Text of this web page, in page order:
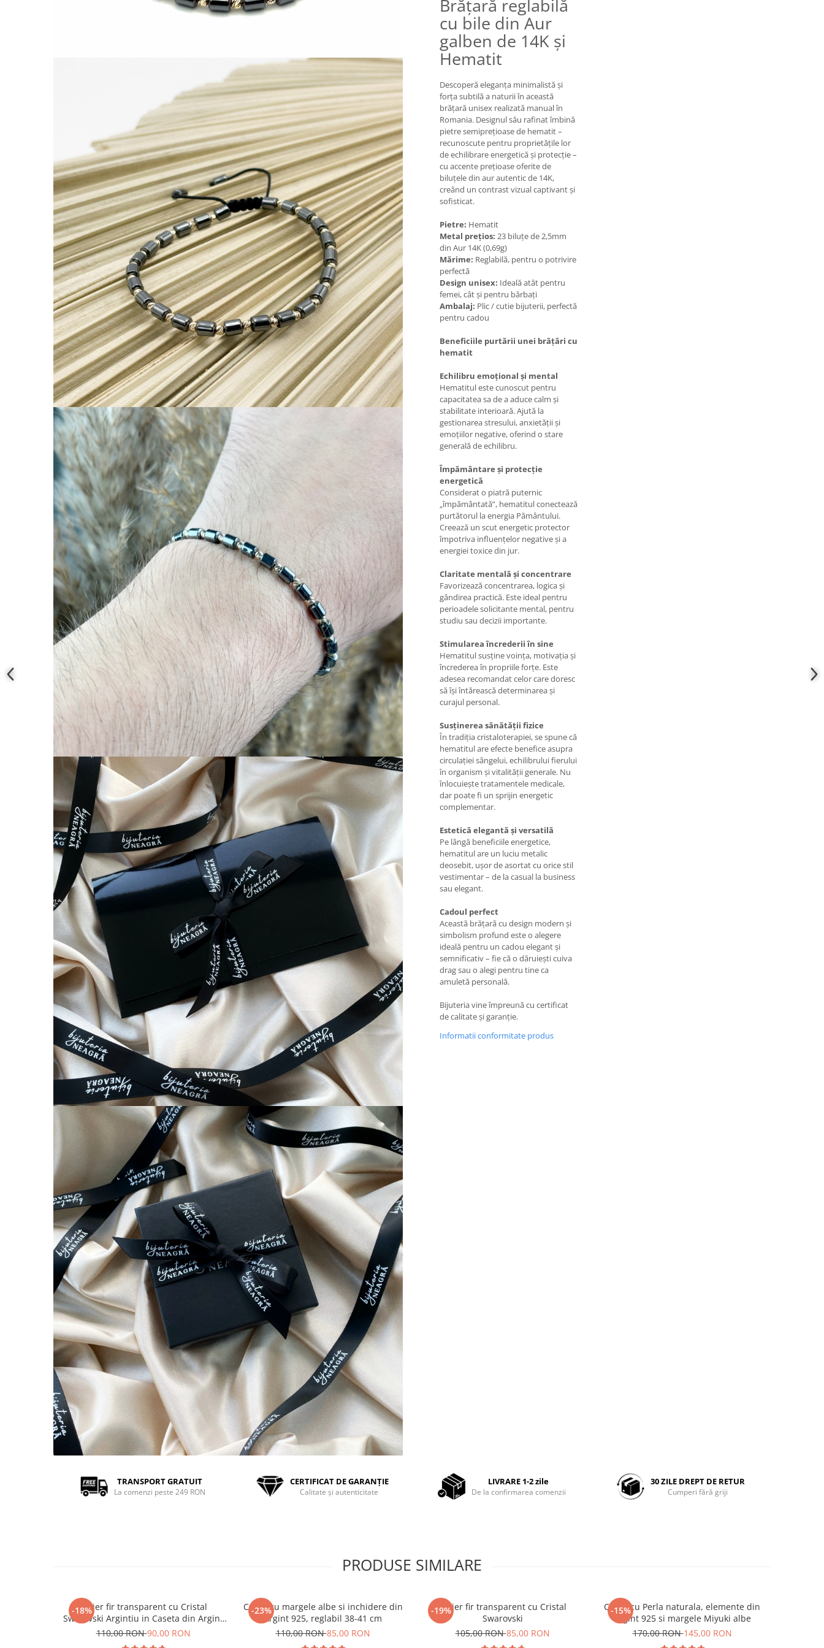
Coliere cu Perle Naturale
Coliere cu Perle Preciosa
COLIERE ȘNUR REGLABIL
Coliere cu Inimioare
Coliere cu Cruce
Coliere cu Stea
Coliere cu Soare
Coliere cu Semilună
Coliere cu Zodii
Coliere cu Flori
Coliere cu Animale
Coliere cu Molecule
Coliere Diverse
BRĂȚĂRI CU ȘNUR REGLABIL
Brățări din Aur cu șnur reglabil
Brățări din Argint cu șnur reglabil
BRĂȚĂRI CU PIETRE SEMIPREȚIOASE
Brățări din Aur cu pietre
semiprețioase
Brățări din Argint cu pietre
semiprețioase
Brățări elastice cu pietre
semiprețioase
BRĂȚĂRI DE PICIOR
Brățări de picior din Aur
Brățări de picior din Argint
Coliere cu mărgele colorate și
Coliere cu pietre semiprețioase
Brățară reglabilă
cu bile din Aur
galben de 14K și
Hematit
Descoperă eleganța minimalistă și
forța subtilă a naturii în această
brățară unisex realizată manual în
Romania. Designul său rafinat îmbină
pietre semiprețioase de hematit –
recunoscute pentru proprietățile lor
de echilibrare energetică și protecție –
cu accente prețioase oferite de
biluțele din aur autentic de 14K,
creând un contrast vizual captivant și
sofisticat.
Pietre: Hematit
Metal prețios: 23 biluțe de 2,5mm
din Aur 14K (0,69g)
Mărime: Reglabilă, pentru o potrivire
perfectă
Design unisex: Ideală atât pentru
femei, cât și pentru bărbați
Ambalaj: Plic / cutie bijuterii, perfectă
pentru cadou
Beneficiile purtării unei brățări cu
hematit
Echilibru emoțional și mental
Hematitul este cunoscut pentru
capacitatea sa de a aduce calm și
stabilitate interioară. Ajută la
gestionarea stresului, anxietății și
emoțiilor negative, oferind o stare
generală de echilibru.
Împământare și protecție
energetică
Considerat o piatră puternic
„împământată”, hematitul conectează
purtătorul la energia Pământului.
Creează un scut energetic protector
împotriva influențelor negative și a
energiei toxice din jur.
Claritate mentală și concentrare
Favorizează concentrarea, logica și
gândirea practică. Este ideal pentru
perioadele solicitante mental, pentru
studiu sau decizii importante.
Stimularea încrederii în sine
Hematitul susține voința, motivația și
încrederea în propriile forțe. Este
adesea recomandat celor care doresc
să își întărească determinarea și
curajul personal.
Susținerea sănătății fizice
În tradiția cristaloterapiei, se spune că
hematitul are efecte benefice asupra
circulației sângelui, echilibrului fierului
în organism și vitalității generale. Nu
înlocuiește tratamentele medicale,
dar poate fi un sprijin energetic
complementar.
Estetică elegantă și versatilă
Pe lângă beneficiile energetice,
hematitul are un luciu metalic
deosebit, ușor de asortat cu orice stil
vestimentar – de la casual la business
sau elegant.
Cadoul perfect
Această brățară cu design modern și
simbolism profund este o alegere
ideală pentru un cadou elegant și
semnificativ – fie că o dăruiești cuiva
drag sau o alegi pentru tine ca
amuletă personală.
Bijuteria vine împreună cu certificat
de calitate și garanție.
Informatii conformitate produs
TRANSPORT GRATUIT
La comenzi peste 249 RON
CERTIFICAT DE GARANȚIE
Calitate și autenticitate
LIVRARE 1-2 zile
De la confirmarea comenzii
30 ZILE DREPT DE RETUR
Cumperi fără griji
PRODUSE SIMILARE
-18%
Colier fir transparent cu Cristal
Swarovski Argintiu in Caseta din Argint
925
110,00 RON90,00 RON
-23%
Colier cu margele albe si inchidere din
Argint 925, reglabil 38-41 cm
110,00 RON85,00 RON
-19%
Colier fir transparent cu Cristal
Swarovski
105,00 RON85,00 RON
-15%
Colier cu Perla naturala, elemente din
Argint 925 si margele Miyuki albe
170,00 RON145,00 RON